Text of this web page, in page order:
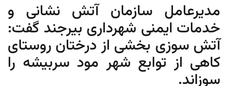
مدیرعامل سازمان آتش نشانی و
خدمات ایمنی شهرداری بیرجند گفت:
آتش سوزی بخشی از درختان روستای
کاهی از توابع شهر مود سربیشه را
سوزاند.